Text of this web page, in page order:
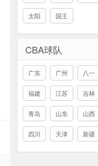
太阳 国王
CBA球队
广东 广州 八一
福建 江苏 吉林
青岛 山东 山西
四川 天津 新疆